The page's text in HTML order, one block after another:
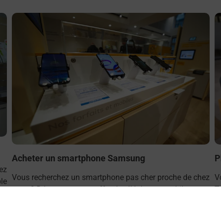
En savoir plus
Acheter un smartphone Samsung
Vous recherchez un smartphone pas cher proche de chez
vous ? Découvrez notre offre de téléphones mobiles